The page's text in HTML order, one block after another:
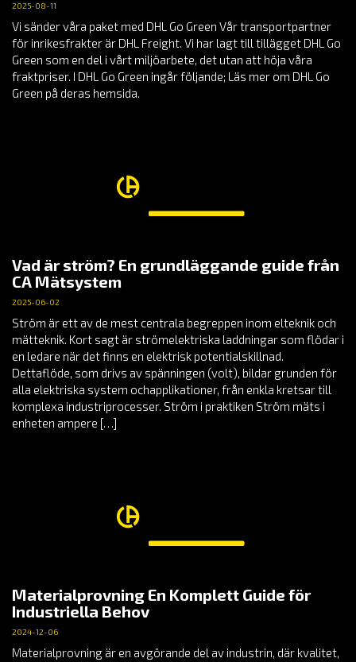
2025-08-11
Vi sänder våra paket med DHL Go Green Vår transportpartner
för inrikesfrakter är DHL Freight. Vi har lagt till tillägget DHL Go
Green som en del i vårt miljöarbete, det utan att höja våra
fraktpriser. I DHL Go Green ingår följande; Läs mer om DHL Go
Green på deras hemsida.
Vad är ström? En grundläggande guide från
CA Mätsystem
2025-06-02
Ström är ett av de mest centrala begreppen inom elteknik och
mätteknik. Kort sagt är strömelektriska laddningar som flödar i
en ledare när det finns en elektrisk potentialskillnad.
Dettaflöde, som drivs av spänningen (volt), bildar grunden för
alla elektriska system ochapplikationer, från enkla kretsar till
komplexa industriprocesser. Ström i praktiken Ström mäts i
enheten ampere […]
Materialprovning En Komplett Guide för
Industriella Behov
2024-12-06
Materialprovning är en avgörande del av industrin, där kvalitet,